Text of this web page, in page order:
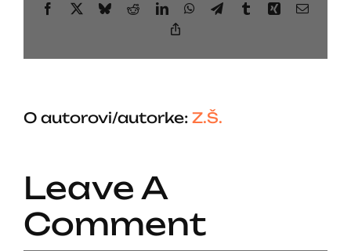
Facebook BlueskyRedditLinkedInWhatsApp
TelegramTumblrXingEmail
O autorovi/autorke: Z.Š.
Leave A
Comment